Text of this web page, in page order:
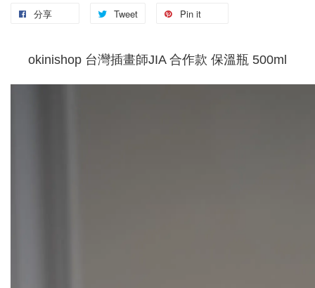
分享 Tweet Pin it
okinishop 台灣插畫師JIA 合作款 保溫瓶 500ml